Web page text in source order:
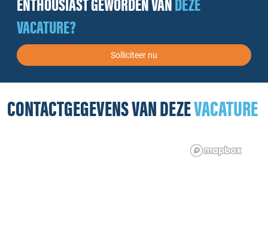
ENTHOUSIAST GEWORDEN VANDEZE
VACATURE?
Solliciteer nu
CONTACTGEGEVENS VAN DEZEVACATURE